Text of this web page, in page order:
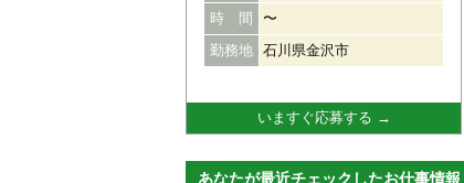
きます。 指導可能な学年、教材の授
業を自ら担当することもできます。
必要な資格は特にありませんので、
教育業界が初めての方でも活躍でき
経験・年齢不問 ☆待遇☆ 昇給あり
賞与あり 社会保険完備 教室長手当
給） 交通費支給（規定支給）
時 間 〜
勤務地 石川県金沢市
いますぐ応募する →
あなたが最近チェックしたお仕事情報